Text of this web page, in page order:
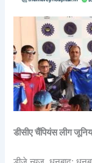
डीसीए चैंपियंस लीग